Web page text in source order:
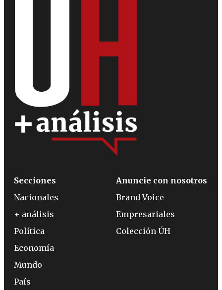
Secciones
Nacionales
+ análisis
Política
Economía
Mundo
País
Anuncie con nosotros
Brand Voice
Empresariales
Colección ÚH